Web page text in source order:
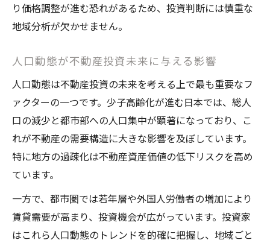
り価格調整が進む恐れがあるため、投資判断には慎重な
地域分析が欠かせません。
人口動態が不動産投資未来に与える影響
人口動態は不動産投資の未来を考える上で最も重要なフ
ァクターの一つです。少子高齢化が進む日本では、総人
口の減少と都市部への人口集中が顕著になっており、こ
れが不動産の需要構造に大きな影響を及ぼしています。
特に地方の過疎化は不動産資産価値の低下リスクを高め
ています。
一方で、都市圏では若年層や外国人労働者の増加により
賃貸需要が高まり、投資機会が広がっています。投資家
はこれら人口動態のトレンドを的確に把握し、地域ごと